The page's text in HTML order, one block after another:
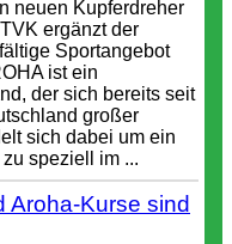
neuen Kupferdreher
ergänzt der
Sportangebot
ist ein
der sich bereits seit
großer
sich dabei um ein
speziell im ...
Aroha-Kurse sind